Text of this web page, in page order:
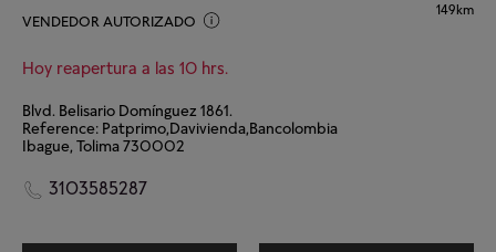
VENDEDOR AUTORIZADO
Hoy reapertura a las 10 hrs.
149km
Blvd. Belisario Domínguez 1861.
Reference: Patprimo,Davivienda,Bancolombia
Ibague, Tolima 730002
3103585287